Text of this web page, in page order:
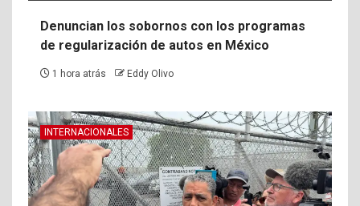
Denuncian los sobornos con los programas
de regularización de autos en México
1 hora atrás Eddy Olivo
INTERNACIONALES